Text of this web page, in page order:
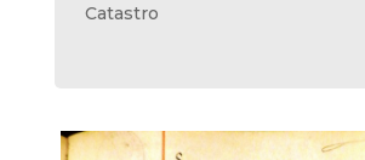
Catastro